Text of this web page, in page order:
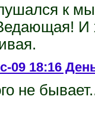
к
И
09 18:16
не